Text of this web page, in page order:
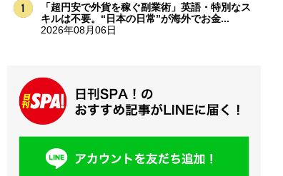
「超円安で外貨を稼ぐ副業術」英語・特別なス
キルは不要。“日本の日常”が海外でお金...
2026年08月06日